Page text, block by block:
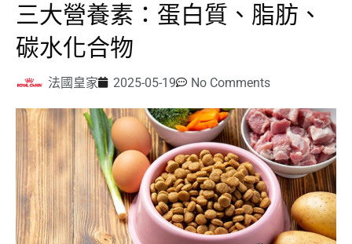
三大營養素：蛋白質、脂肪、
碳水化合物
法國皇家 2025-05-19 No Comments